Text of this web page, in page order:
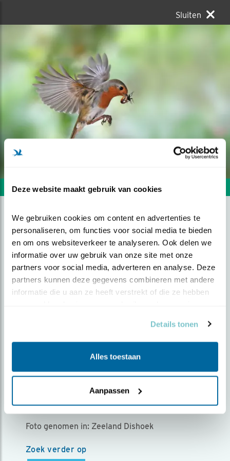
Deze website maakt gebruik van cookies
We gebruiken cookies om content en advertenties te
personaliseren, om functies voor social media te bieden
en om ons websiteverkeer te analyseren. Ook delen we
informatie over uw gebruik van onze site met onze
partners voor social media, adverteren en analyse. Deze
partners kunnen deze gegevens combineren met andere
informatie die u aan ze heeft verstrekt of die ze hebben
Details tonen
Alles toestaan
Aanpassen
Sluiten
Volgende foto
KOMEN, DE VOGEL KOMT
MET VOEDSEL VOOR DE
JONGEN. VANUIT EEN
CAMOUFLAGE TENTJE
volwassen vogel, die komt met voedsel
{KOMEN} en gaat {GAAN}met
ontlastinsgsresten van de 5 jongen. Die 28
vanuit camouflagetentje. Gemaakt 23 april
2022
Foto genomen in: Zeeland Dishoek
Zoek verder op